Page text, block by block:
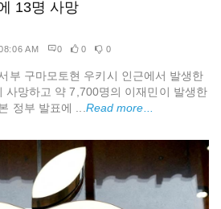
13명 사망
AM 0 0 0
부 구마모토현 우키시 인근에서 발생한
사망하고 약 7,700명의 이재민이 발생한
정부 발표에 ... Read more...